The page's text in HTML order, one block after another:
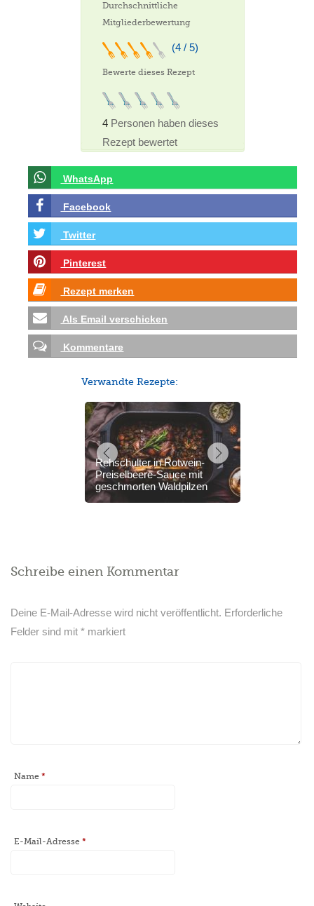
Durchschnittliche
Mitgliederbewertung
(4 / 5)
Bewerte dieses Rezept
4 Personen haben dieses
Rezept bewertet
WhatsApp
Facebook
Twitter
Pinterest
Rezept merken
Als Email verschicken
Kommentare
Verwandte Rezepte:
Rehschulter in Rotwein-
Preiselbeere-Sauce mit
geschmorten Waldpilzen
Schreibe einen Kommentar
Deine E-Mail-Adresse wird nicht veröffentlicht. Erforderliche
Felder sind mit* markiert
Name*
E-Mail-Adresse*